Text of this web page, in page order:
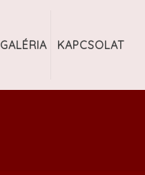
GALÉRIA KAPCSOLAT